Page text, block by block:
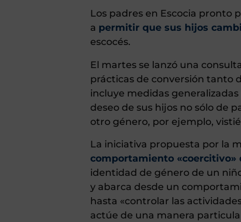
Los padres en Escocia pronto
a permitir que sus hijos
escocés.
El martes se lanzó una
prácticas de conversión tanto
incluye medidas generalizadas
deseo de sus hijos no sólo de
otro género, por ejemplo,
La iniciativa propuesta por la
comportamiento «coercitivo»
identidad de género de un
y abarca desde un
hasta «controlar las
actúe de una manera